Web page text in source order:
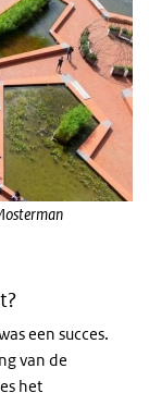
een succes.
van de
het